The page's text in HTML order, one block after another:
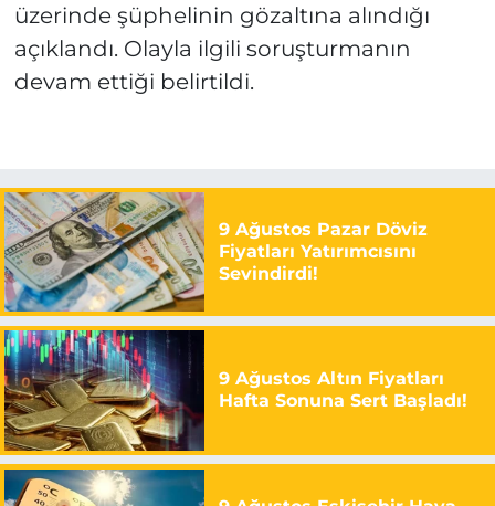
üzerinde şüphelinin gözaltına alındığı
açıklandı. Olayla ilgili soruşturmanın
devam ettiği belirtildi.
9 Ağustos Pazar Döviz
Fiyatları Yatırımcısını
Sevindirdi!
9 Ağustos Altın Fiyatları
Hafta Sonuna Sert Başladı!